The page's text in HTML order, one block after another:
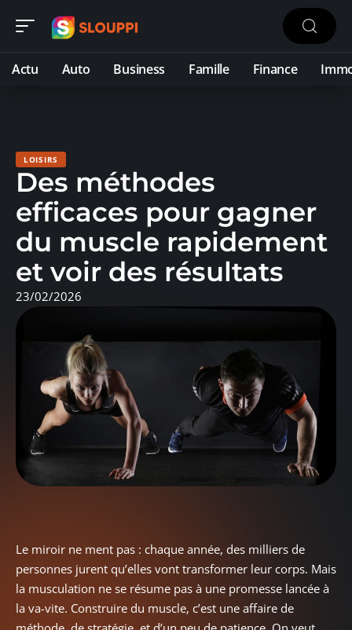
Actu Auto Business Famille Finance
LOISIRS
Des méthodes
efficaces pour gagner
du muscle rapidement
et voir des résultats
23/02/2026
Le miroir ne ment pas : chaque année, des milliers de
personnes jurent qu’elles vont transformer leur corps. Mais
la musculation ne se résume pas à une promesse lancée à
la va-vite. Construire du muscle, c’est une affaire de